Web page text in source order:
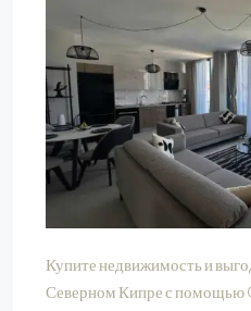
Купите недвижимость и
Северном Кипре с помощью